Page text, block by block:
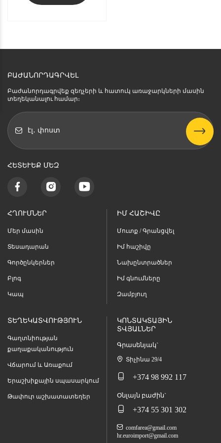
ԲԱԺԱՆՈՐԴԱԳՐՎԵԼ
Բաժանորդագրվեք զեղչերի և հատուկ առաջարկների մասին
տեղեկանալու համար։
ՀԵՏԵՒԵՔ ՄԵԶ
ՀՂՈՒՄՆԵՐ
Մեր մասին
Տեսադարան
Գործընկերներ
Բլոգ
Կապ
ԻՄ ՀԱՇԻՎԸ
Մուտք / Գրանցվել
Իմ հաշիվը
Նախընտրածներ
Իմ գնումները
Զամբյուղ
ՏԵՂԵԿԱՏՎՈՒԹՅՈՒՆ
Գաղտնիության
քաղաքականություն
Վճարում և Առաքում
Երաշխիքային սպասարկում
Թափուր աշխատատեղեր
ԿՈՆՏԱԿՏԱՅԻՆ
ՏՎՅԱԼՆԵՐ
Գրասենյակ`
Տիչինա 29/4
+374 98 992 117
Օնլայն բաժին`
+374 55 301 302
comfarea@gmail.com
hr.euroimport@gmail.com